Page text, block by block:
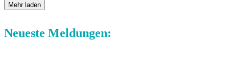
Mehr laden
Neueste Meldungen: